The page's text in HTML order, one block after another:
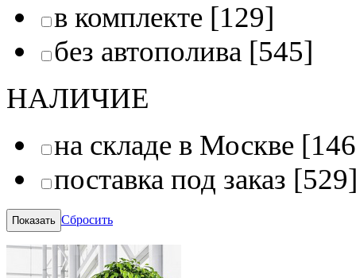
в комплекте [129]
без автополива [545]
НАЛИЧИЕ
на складе в Москве
поставка под заказ
Сбросить